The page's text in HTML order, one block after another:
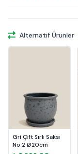
Alternatif Ürünler
Gri Çift Sırlı Saksı
No 2 Ø20cm